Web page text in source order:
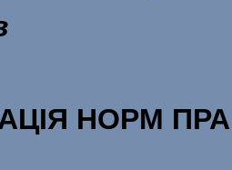
НОРМ